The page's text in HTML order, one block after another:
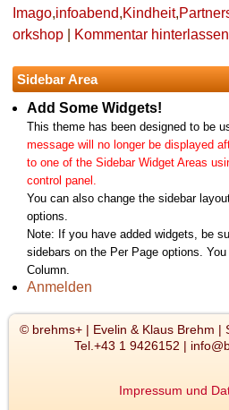
Imago,infoabend,Kindheit,
orkshop
Kommentar hinterlassen
Sidebar Area
Add Some Widgets!
This theme has been designed to be
message will no longer be displayed
to one of the Sidebar Widget Areas
control panel.
You can also change the sidebar
options.
Note: If you have added widgets, be
sidebars on the Per Page options.
Column.
Anmelden
© brehms+ | Evelin & Klaus Brehm |
Tel.+43 1 9426152 |
Impressum und